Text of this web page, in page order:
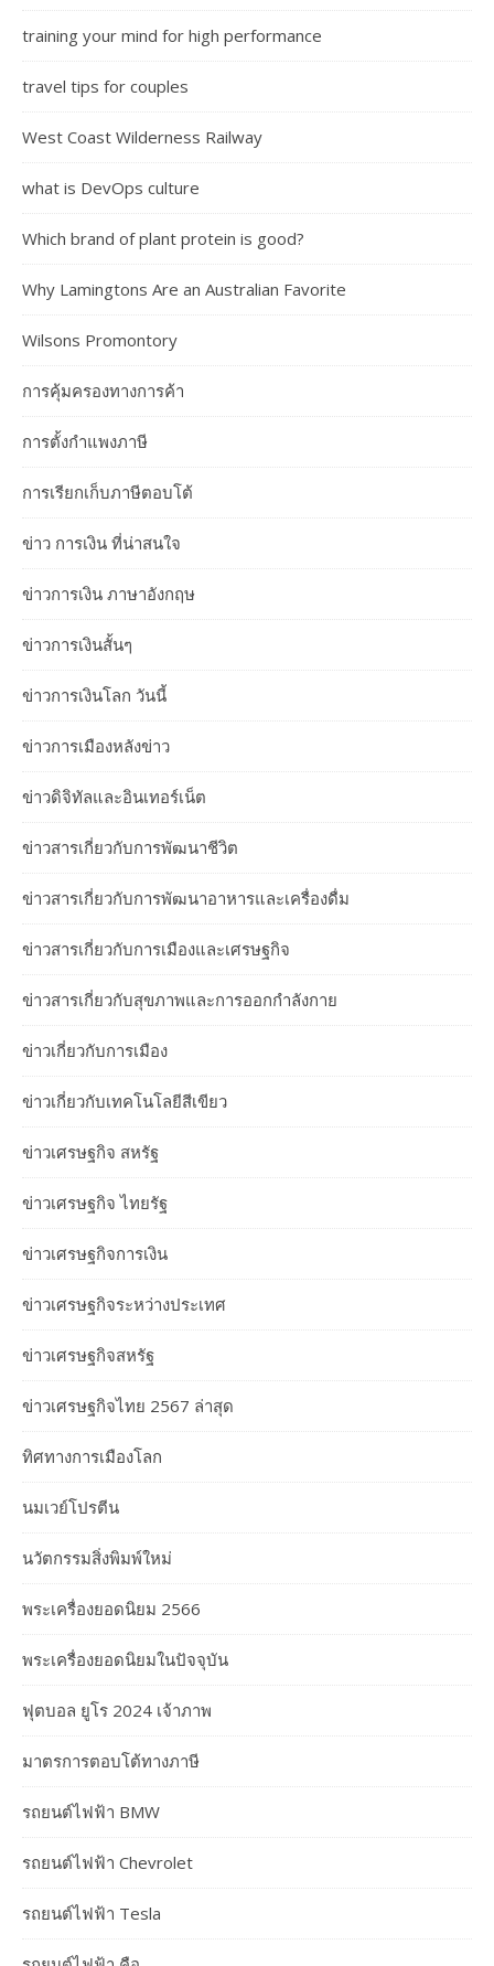
training your mind for high performance
travel tips for couples
West Coast Wilderness Railway
what is DevOps culture
Which brand of plant protein is good?
Why Lamingtons Are an Australian Favorite
Wilsons Promontory
การคุ้มครองทางการค้า
การตั้งกำแพงภาษี
การเรียกเก็บภาษีตอบโต้
ข่าว การเงิน ที่น่าสนใจ
ข่าวการเงิน ภาษาอังกฤษ
ข่าวการเงินสั้นๆ
ข่าวการเงินโลก วันนี้
ข่าวการเมืองหลังข่าว
ข่าวดิจิทัลและอินเทอร์เน็ต
ข่าวสารเกี่ยวกับการพัฒนาชีวิต
ข่าวสารเกี่ยวกับการพัฒนาอาหารและเครื่องดื่ม
ข่าวสารเกี่ยวกับการเมืองและเศรษฐกิจ
ข่าวสารเกี่ยวกับสุขภาพและการออกกำลังกาย
ข่าวเกี่ยวกับการเมือง
ข่าวเกี่ยวกับเทคโนโลยีสีเขียว
ข่าวเศรษฐกิจ สหรัฐ
ข่าวเศรษฐกิจ ไทยรัฐ
ข่าวเศรษฐกิจการเงิน
ข่าวเศรษฐกิจระหว่างประเทศ
ข่าวเศรษฐกิจสหรัฐ
ข่าวเศรษฐกิจไทย 2567 ล่าสุด
ทิศทางการเมืองโลก
นมเวย์โปรตีน
นวัตกรรมสิ่งพิมพ์ใหม่
พระเครื่องยอดนิยม 2566
พระเครื่องยอดนิยมในปัจจุบัน
ฟุตบอล ยูโร 2024 เจ้าภาพ
มาตรการตอบโต้ทางภาษี
รถยนต์ไฟฟ้า BMW
รถยนต์ไฟฟ้า Chevrolet
รถยนต์ไฟฟ้า Tesla